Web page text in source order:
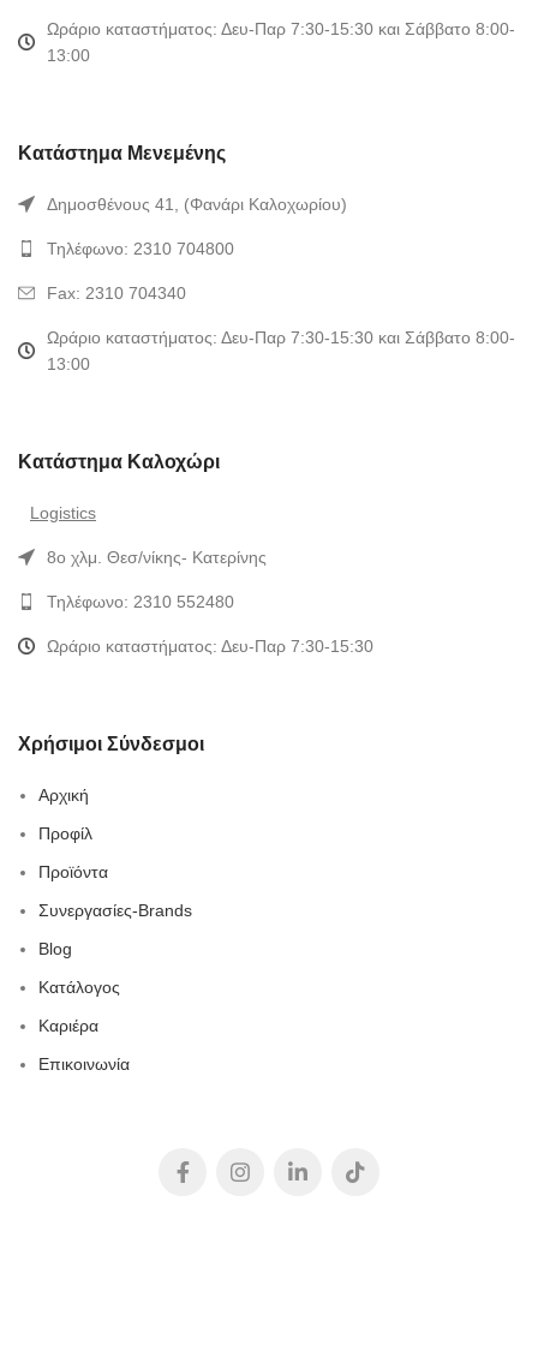
Ωράριο καταστήματος: Δευ-Παρ 7:30-15:30 και Σάββατο 8:00-
13:00
Κατάστημα Μενεμένης
Δημοσθένους 41, (Φανάρι Καλοχωρίου)
Τηλέφωνο: 2310 704800
Fax: 2310 704340
Ωράριο καταστήματος: Δευ-Παρ 7:30-15:30 και Σάββατο 8:00-
13:00
Κατάστημα Καλοχώρι
Logistics
8ο χλμ. Θεσ/νίκης- Κατερίνης
Τηλέφωνο: 2310 552480
Ωράριο καταστήματος: Δευ-Παρ 7:30-15:30
Χρήσιμοι Σύνδεσμοι
Αρχική
Προφίλ
Προϊόντα
Συνεργασίες-Brands
Blog
Κατάλογος
Καριέρα
Επικοινωνία